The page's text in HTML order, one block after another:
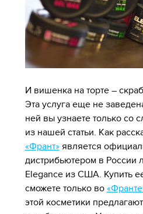
И вишенка на торте –
Эта услуга еще не
ней вы узнаете только со
из нашей статьи. Как
«Франт» является
дистрибьютером в России
Elegance из США. Купить
сможете только во
этой косметики